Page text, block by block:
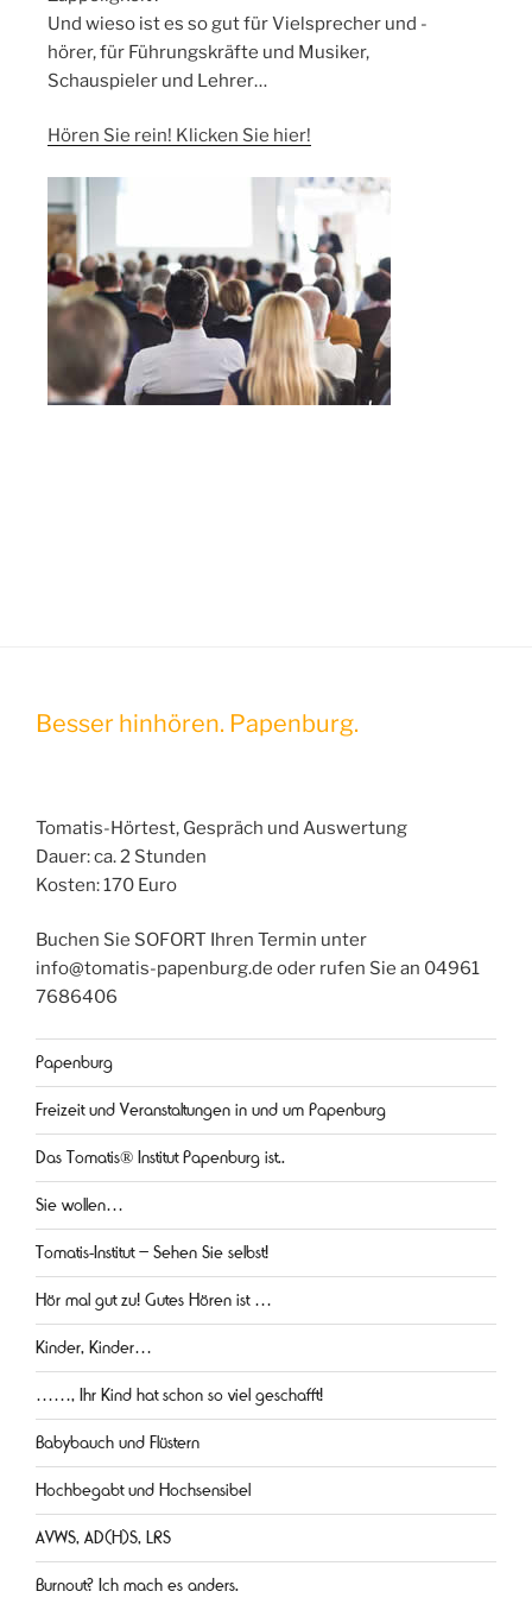
Und wieso ist es so gut für Vielsprecher und -
hörer, für Führungskräfte und Musiker,
Schauspieler und Lehrer…
Hören Sie rein! Klicken Sie hier!
Besser hinhören. Papenburg.
Tomatis-Hörtest, Gespräch und Auswertung
Dauer: ca. 2 Stunden
Kosten: 170 Euro
Buchen Sie SOFORT Ihren Termin unter
info@tomatis-papenburg.de oder rufen Sie an 04961
7686406
Papenburg
Freizeit und Veranstaltungen in und um Papenburg
Das Tomatis® Institut Papenburg ist..
Sie wollen…
Tomatis-Institut – Sehen Sie selbst!
Hör mal gut zu! Gutes Hören ist …
Kinder, Kinder…
……, Ihr Kind hat schon so viel geschafft!
Babybauch und Flüstern
Hochbegabt und Hochsensibel
AVWS, AD(H)S, LRS
Burnout? Ich mach es anders.